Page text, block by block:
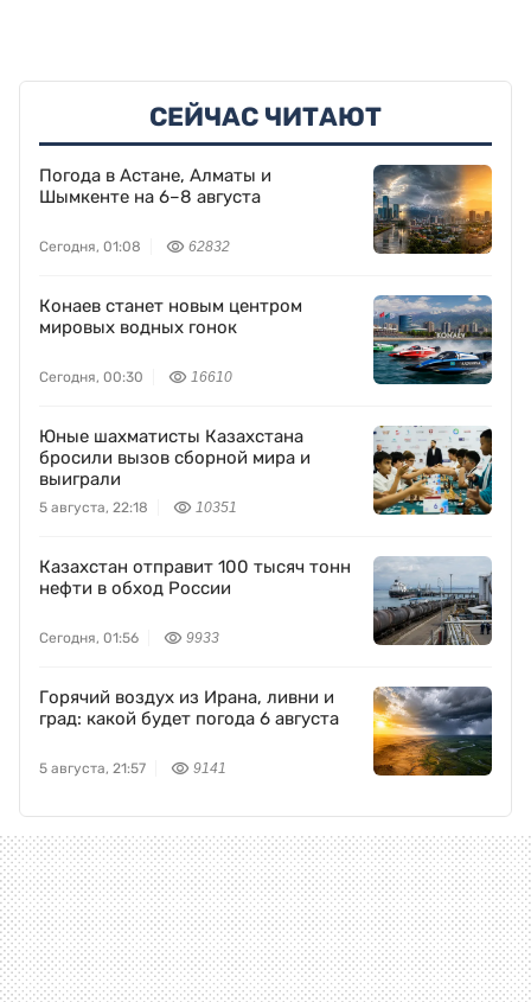
СЕЙЧАС ЧИТАЮТ
Погода в Астане, Алматы и
Шымкенте на 6–8 августа
Сегодня, 01:08 62832
Конаев станет новым центром
мировых водных гонок
Сегодня, 00:30 16610
Юные шахматисты Казахстана
бросили вызов сборной мира и
выиграли
5 августа, 22:18 10351
Казахстан отправит 100 тысяч тонн
нефти в обход России
Сегодня, 01:56 9933
Горячий воздух из Ирана, ливни и
град: какой будет погода 6 августа
5 августа, 21:57 9141